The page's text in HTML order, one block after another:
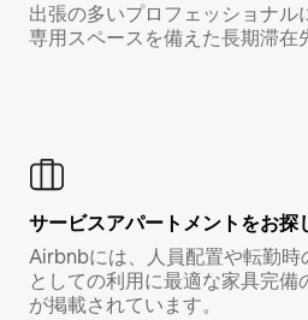
出張の多いプロフェッショナ
専用スペースを備えた長期滞在
サービスアパートメントをお探
Airbnbには、人員配置や転勤時
としての利用に最適な家具完備
が掲載されています。